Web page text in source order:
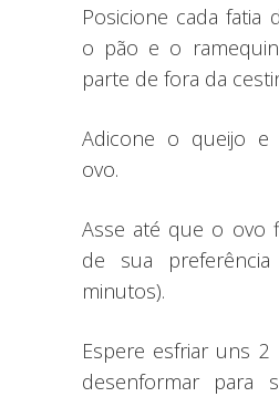
Posicione cada fatia
o pão e o
parte de fora da
Adicone o queijo e
ovo.
Asse até que o ovo
de sua
minutos).
Espere esfriar uns
desenformar para